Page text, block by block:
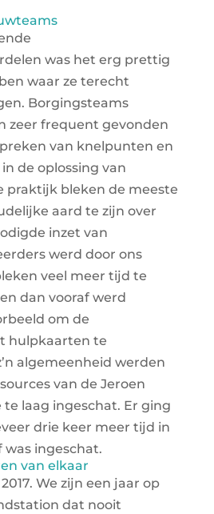
was het erg prettig
waar ze terecht
Borgingsteams
zeer frequent gevonden
van knelpunten en
de oplossing van
praktijk bleken de meeste
aard te zijn over
inzet van
werd door ons
veel meer tijd te
dan vooraf werd
om de
hulpkaarten te
algemeenheid werden
van de Jeroen
te laag ingeschat. Er ging
drie keer meer tijd in
ingeschat.
van elkaar
We zijn een jaar op
dat nooit